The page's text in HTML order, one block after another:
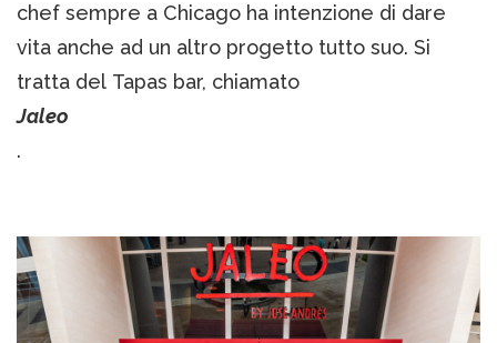
chef sempre a Chicago ha intenzione di dare
vita anche ad un altro progetto tutto suo. Si
tratta del Tapas bar, chiamato
Jaleo
.